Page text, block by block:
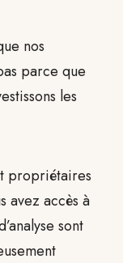
nos
parce que
les
propriétaires
avez accès à
sont